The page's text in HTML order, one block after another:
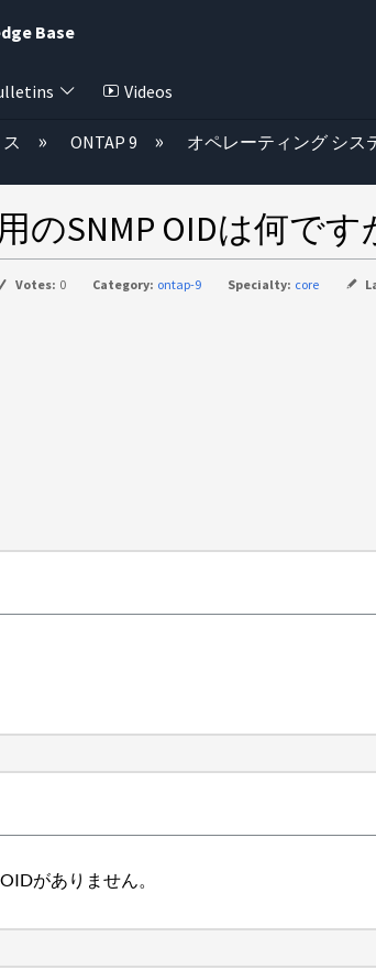
Base
Videos
展開/折りたたむ
ONTAP 9 オペレーティング シス
SNMP OIDは何です
Votes: 0 Category: ontap-9 Specialty: core
がありません。